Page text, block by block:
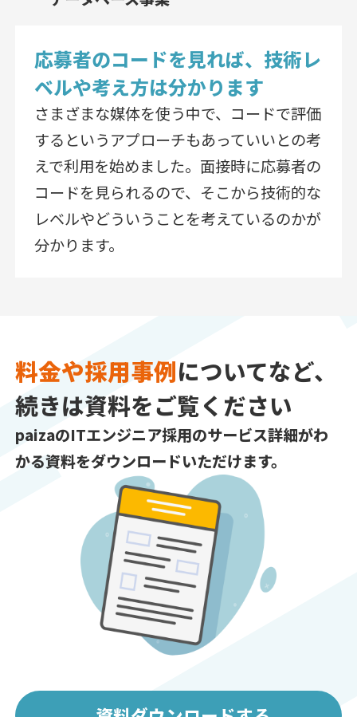
応募者のコードを見れば、技術レ
ベルや考え方は分かります
さまざまな媒体を使う中で、コードで評価
するというアプローチもあっていいとの考
えで利用を始めました。面接時に応募者の
コードを見られるので、そこから技術的な
レベルやどういうことを考えているのかが
分かります。
料金や採用事例についてなど、
続きは資料をご覧ください
paizaのITエンジニア採用のサービス詳細がわ
かる資料をダウンロードいただけます。